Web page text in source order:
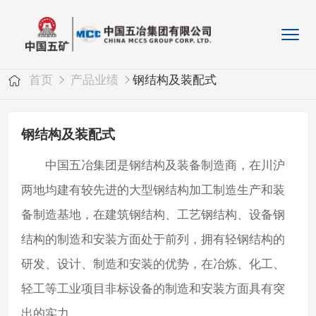
首页 产品业绩 钢结构及装配式
钢结构及装配式
中国五冶集团是钢结构及装备制造商，在川沪
两地均建有较先进的大型钢结构加工制造生产和装
备制造基地，在建筑钢结构、工艺钢结构、设备钢
结构的制造和安装方面处于前列，拥有轻钢结构的
研发、设计、制造和安装的优势，在冶炼、化工、
轻工等工业项目非标设备的制造和安装方面具有突
出的实力。